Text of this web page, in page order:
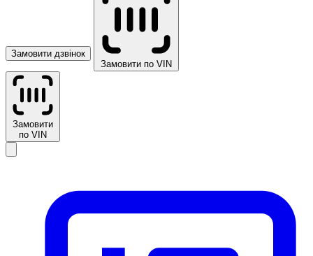
Замовити дзвінок
Замовити по VIN
Замовити
по VIN